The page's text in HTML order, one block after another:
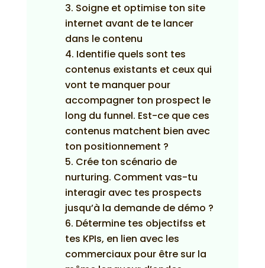
Soigne et optimise ton site
internet avant de te lancer
dans le contenu
Identifie quels sont tes
contenus existants et ceux qui
vont te manquer pour
accompagner ton prospect le
long du funnel. Est-ce que ces
contenus matchent bien avec
ton positionnement ?
Crée ton scénario de
nurturing. Comment vas-tu
interagir avec tes prospects
jusqu’à la demande de démo ?
Détermine tes objectifss et
tes KPIs, en lien avec les
commerciaux pour être sur la